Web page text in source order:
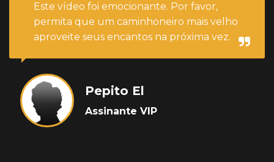
Este vídeo foi emocionante. Por favor,
permita que um caminhoneiro mais velho
aproveite seus encantos na próxima vez.
Pepito El
Assinante VIP